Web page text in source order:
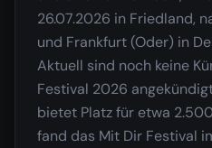
26.07.2026 in Friedland,
und Frankfurt (Oder) in
Aktuell sind noch keine
Festival 2026
bietet Platz für etwa
fand das Mit Dir Festival